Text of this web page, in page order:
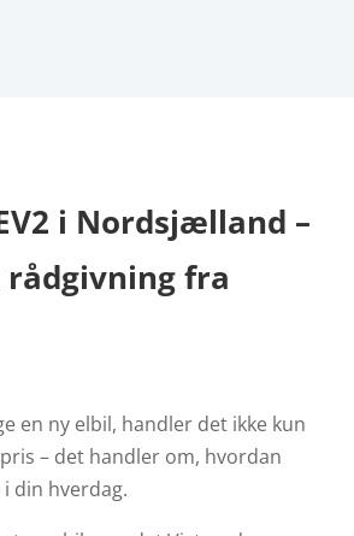
i Nordsjælland –
rådgivning fra
en ny elbil, handler det ikke kun
– det handler om, hvordan
din hverdag.